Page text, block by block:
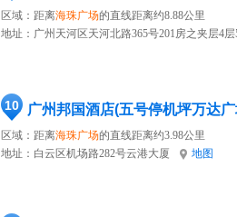
区域：距离海珠广场的直线距离约8.88公里
地址： 广州天河区天河北路365号201房之夹层4
10 广州邦国酒店(五号停机坪万达
区域：距离海珠广场的直线距离约3.98公里
地址： 白云区机场路282号云港大厦 地图